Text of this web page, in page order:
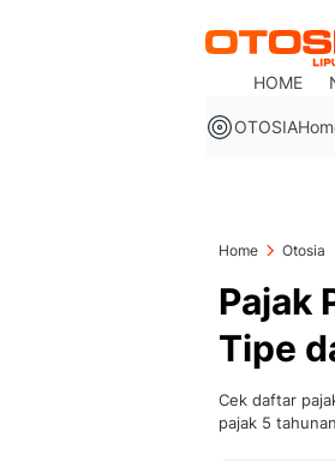
HOME
OTOSIA
Home Otosia
Pajak
Tipe
Cek daftar
pajak 5